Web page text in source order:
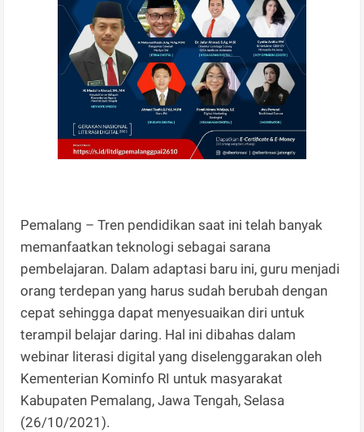
Pemalang – Tren pendidikan saat ini telah banyak
memanfaatkan teknologi sebagai sarana
pembelajaran. Dalam adaptasi baru ini, guru menjadi
orang terdepan yang harus sudah berubah dengan
cepat sehingga dapat menyesuaikan diri untuk
terampil belajar daring. Hal ini dibahas dalam
webinar literasi digital yang diselenggarakan oleh
Kementerian Kominfo RI untuk masyarakat
Kabupaten Pemalang, Jawa Tengah, Selasa
(26/10/2021).